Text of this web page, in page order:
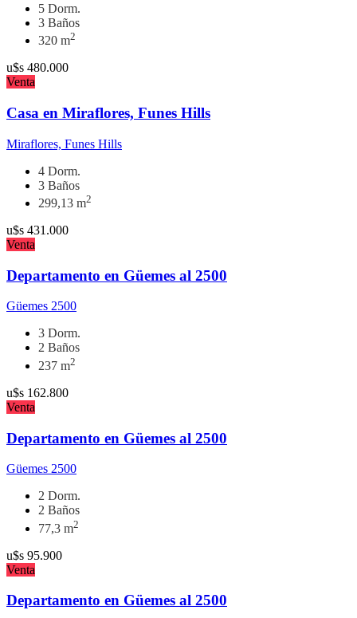
5 Dorm.
3 Baños
320 m2
u$s 480.000
Venta
Casa en Miraflores, Funes Hills
Miraflores, Funes Hills
4 Dorm.
3 Baños
299,13 m2
u$s 431.000
Venta
Departamento en Güemes al 2500
Güemes 2500
3 Dorm.
2 Baños
237 m2
u$s 162.800
Venta
Departamento en Güemes al 2500
Güemes 2500
2 Dorm.
2 Baños
77,3 m2
u$s 95.900
Venta
Departamento en Güemes al 2500